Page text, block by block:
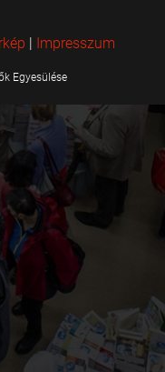
| Impresszum
Egyesülése